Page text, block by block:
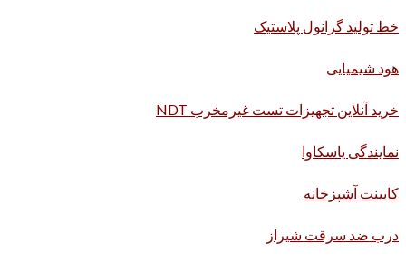
خط تولید گرانول پلاستیک
هود شیمیایی
خرید آنلاین تجهیزات تست غیرمخرب NDT
نمایندگی یاسکاوا
کابینت آشپزخانه
درب ضد سرقت شیراز